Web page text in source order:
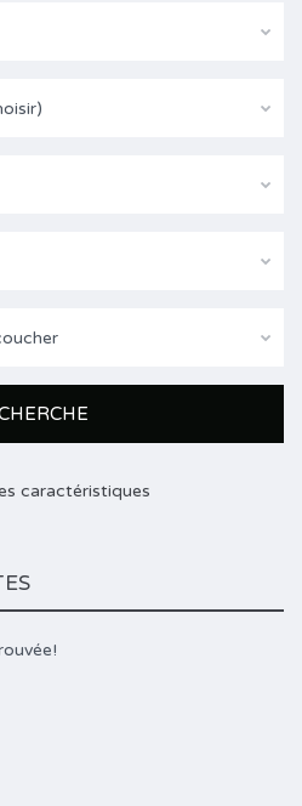
caractéristiques